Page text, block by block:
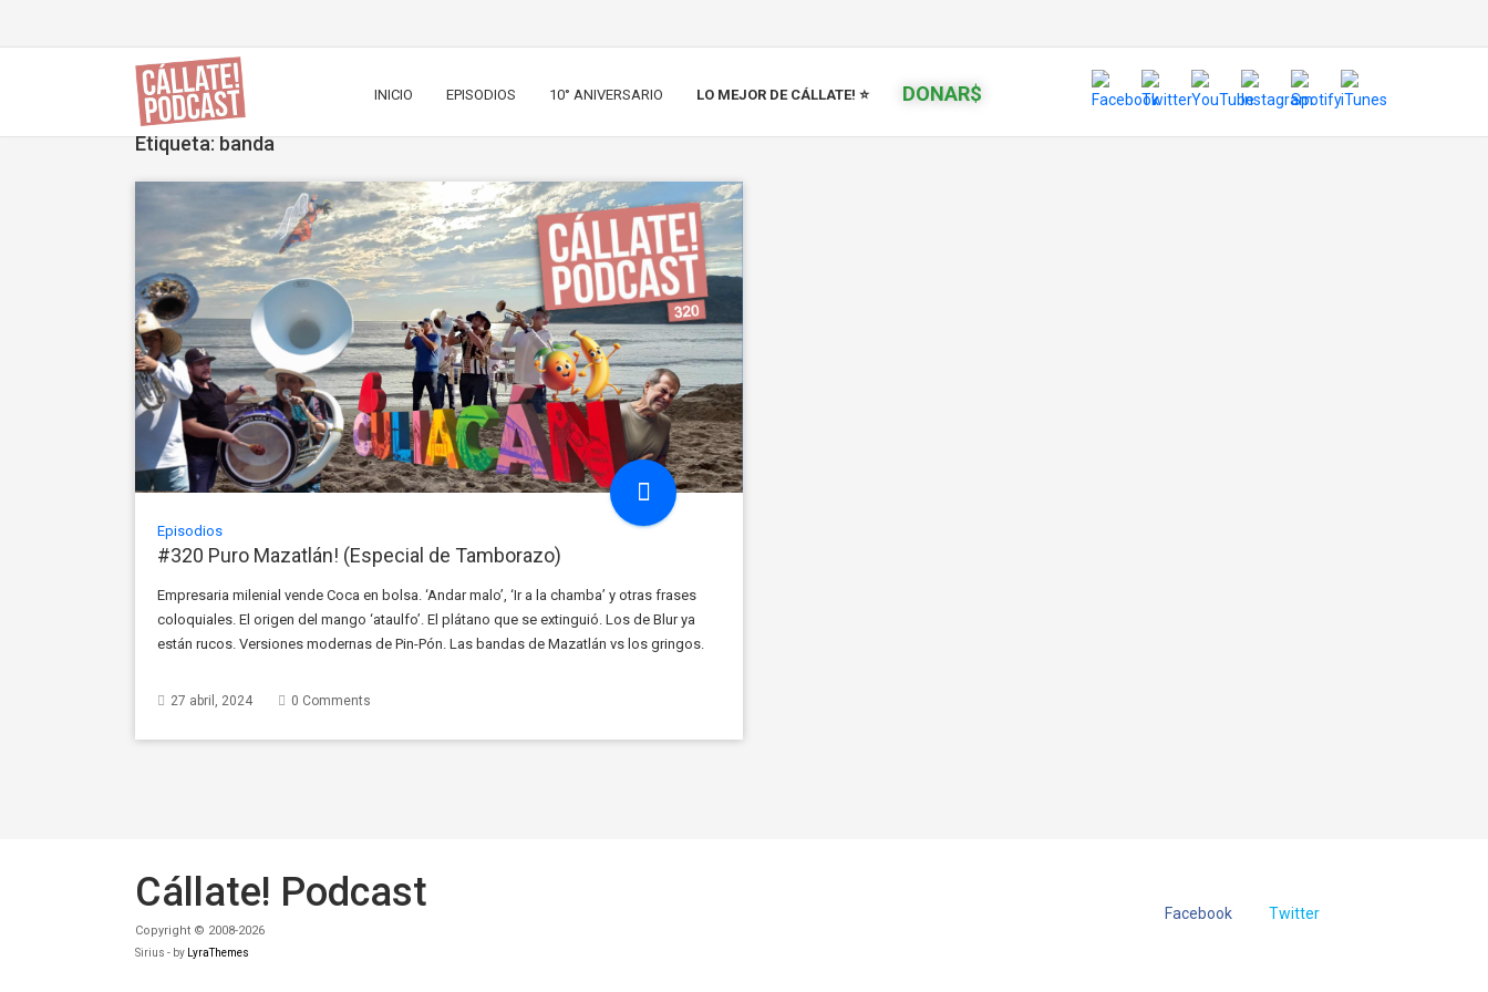
INICIO EPISODIOS 10° ANIVERSARIO LO MEJOR DE CÁLLATE! ⭐ DONAR$
Etiqueta: banda
Episodios
#320 Puro Mazatlán! (Especial de Tamborazo)
Empresaria milenial vende Coca en bolsa. ‘Andar malo’, ‘Ir a la chamba’ y otras frases
coloquiales. El origen del mango ‘ataulfo’. El plátano que se extinguió. Los de Blur ya
están rucos. Versiones modernas de Pin-Pón. Las bandas de Mazatlán vs los gringos.
27 abril, 2024 0 Comments
Facebook Twitter
Cállate! Podcast
Copyright © 2008-2026
Sirius - by LyraThemes